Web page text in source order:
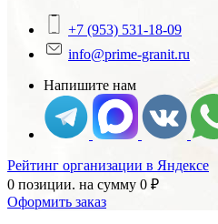
+7 (953) 531-18-09
info@prime-granit.ru
Напишите нам
Рейтинг организации в Яндексе
0 позиции. на сумму 0 ₽
Оформить заказ